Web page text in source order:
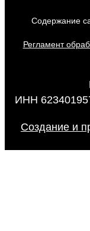
Содержание
Регламент
ИНН
Создание и